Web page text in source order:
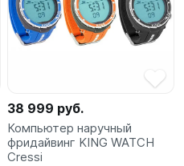
38 999 руб.
Компьютер наручный
фридайвинг KING WATCH
Cressi